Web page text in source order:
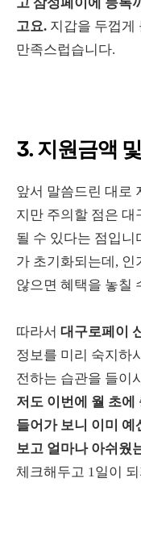
고요. 지갑을 두껍게
만족스럽습니다.
3. 지원금액
앞서 말씀드린 대로
지만 주의할 점은
될 수 있다는 점입니
가 초기화되는데, 인
않으면 혜택을 놓칠
따라서 대구로페이
정보를 미리 숙지하
전하는 습관을 들이
저도 이번에 월 초에
들어가 보니 이미
보고 얼마나 아쉬웠
체크해두고 1일이